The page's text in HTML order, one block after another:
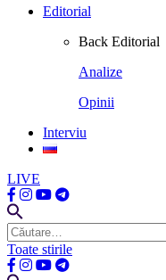
Editorial
Back Editorial
Analize
Opinii
Interviu
LIVE
Caută
după:
Toate stirile